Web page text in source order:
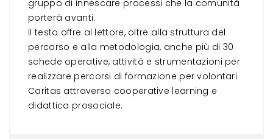
gruppo di innescare processi che la comunità
porterà avanti.
Il testo offre al lettore, oltre alla struttura del
percorso e alla metodologia, anche più di 30
schede operative, attività e strumentazioni per
realizzare percorsi di formazione per volontari
Caritas attraverso cooperative learning e
didattica prosociale.